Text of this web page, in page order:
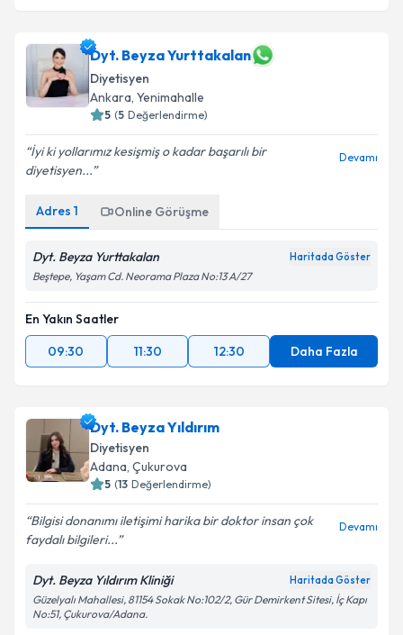
Dyt. Beyza Yurttakalan
Diyetisyen
Ankara Yenimahalle
5 (5 Değerlendirme)
İyi ki yollarımız kesişmiş o kadar başarılı bir
diyetisyen...
Devamı
Adres 1 Online Görüşme
Dyt. Beyza Yurttakalan Haritada Göster
Beştepe, Yaşam Cd. Neorama Plaza No:13 A/27
En Yakın Saatler
09:30
11:30 12:30 Daha Fazla
Dyt. Beyza Yıldırım
Diyetisyen
Adana Çukurova
5 (13 Değerlendirme)
Bilgisi donanımı iletişimi harika bir doktor insan çok
faydalı bilgileri...
Devamı
Dyt. Beyza Yıldırım Kliniği Haritada Göster
Güzelyalı Mahallesi, 81154 Sokak No:102/2, Gür Demirkent Sitesi, İç Kapı
No:51, Çukurova/Adana.